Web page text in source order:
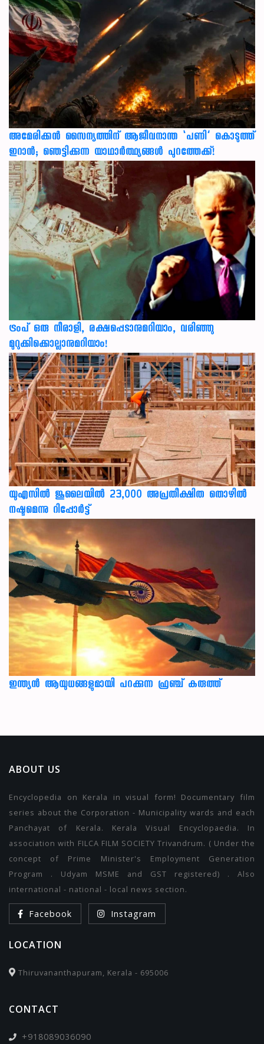
അമേരിക്കൻ സൈന്യത്തിന് ആജീവനാന്ത ‘പണി’ കൊടുത്ത്
ഇറാൻ; ഞെട്ടിക്കുന്ന യാഥാർത്ഥ്യങ്ങൾ പുറത്തേക്ക്!
ട്രംപ് ഒരു നീരാളി, രക്ഷപ്പെടാനുമറിയാം, വരിഞ്ഞു
മുറുക്കിക്കൊല്ലാനുമറിയാം!
യുഎസില്‍ ജൂലൈയില്‍ 23,000 അപ്രതീക്ഷിത തൊഴില്‍
നഷ്ടമെന്നു റിപ്പോര്‍ട്ട്
ഇന്ത്യൻ ആയുധങ്ങളുമായി പറക്കുന്ന ഫ്രഞ്ച് കരുത്ത്
ABOUT US
Encyclopedia on Kerala in visual form! Documentary film
series about the Corporation - Municipality wards and each
Panchayat of Kerala. Kerala Visual Encyclopaedia. In
association with FILCA FILM SOCIETY Trivandrum. ( Under the
concept of Prime Minister's Employment Generation
Program . Udyam MSME and GST registered) . Also
international - national - local news section.
Facebook Instagram
LOCATION
Thiruvananthapuram, Kerala - 695006
CONTACT
+918089036090